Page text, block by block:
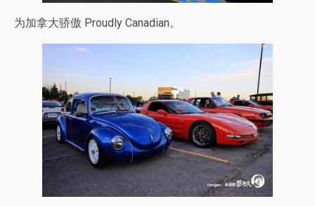
为加拿大骄傲 Proudly Canadian。